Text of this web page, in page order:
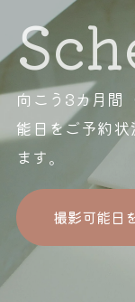
向こう3カ月間
能日をご予約状
ます。
撮影可能日